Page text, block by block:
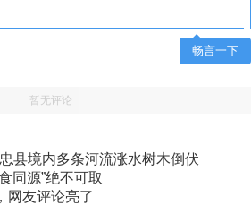
畅言一下
暂无评论
县境内多条河流涨水树木倒伏
同源”绝不可取
网友评论亮了